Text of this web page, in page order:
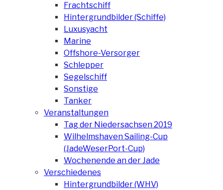
Frachtschiff
Hintergrundbilder (Schiffe)
Luxusyacht
Marine
Offshore-Versorger
Schlepper
Segelschiff
Sonstige
Tanker
Veranstaltungen
Tag der Niedersachsen 2019
Wilhelmshaven Sailing-Cup
(JadeWeserPort-Cup)
Wochenende an der Jade
Verschiedenes
Hintergrundbilder (WHV)